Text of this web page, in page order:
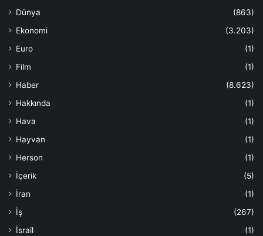
Dünya
(863)
Ekonomi
(3.203)
Euro
(1)
Film
(1)
Haber
(8.623)
Hakkında
(1)
Hava
(1)
Hayvan
(1)
Herson
(1)
İçerik
(5)
İran
(1)
İş
(267)
İsrail
(1)